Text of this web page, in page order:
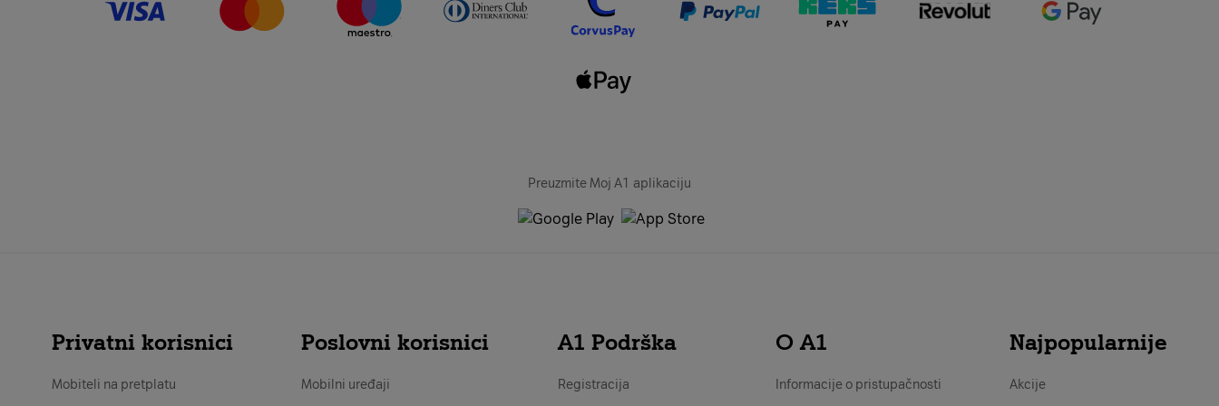
Preuzmite Moj A1 aplikaciju
Privatni korisnici
Mobiteli na pretplatu
Poslovni korisnici
Mobilni uređaji
A1 Podrška
Registracija
O A1
Informacije o pristupačnosti
Najpopularnije
Akcije